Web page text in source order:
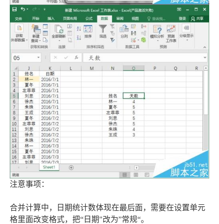
注意事项：
合并计算中，日期统计数体现在最后面，需要在设置单元
格里面改变格式，把“日期"改为”常规“。